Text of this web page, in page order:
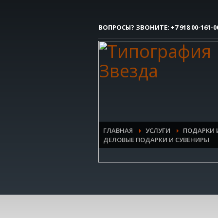
1 Вы делаете заявку.
Все очень просто, но если возникли
контактым номерам.
ВОПРОСЫ? ЗВОНИТЕ: +7 918 00-161-
ГЛАВНАЯ УСЛУГИ
ПОДАРКИ
ДЕЛОВЫЕ ПОДАРКИ И СУВЕНИРЫ